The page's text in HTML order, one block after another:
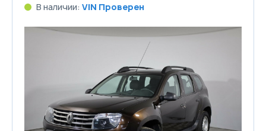
В наличии: VIN Проверен